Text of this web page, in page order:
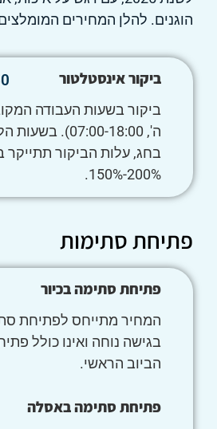
הוגנים. להלן המחירים
ביקור אינסטלטור ₪
ביקור בשעות העבודה
ה', 07:00-18:00).
בחג, עלות הביקור תתייקר
200%-150%.
פתיחת סתימות
פתיחת סתימה בכיור
המחיר מתייחס לפתיחת
בגישה נוחה ואינו כולל
הביוב הראשי.
פתיחת סתימה באסלה